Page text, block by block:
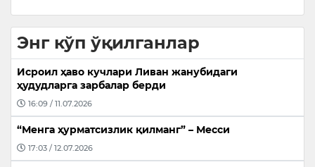
Энг кўп ўқилганлар
Исроил ҳаво кучлари Ливан жанубидаги
ҳудудларга зарбалар берди
16:09 / 11.07.2026
“Менга ҳурматсизлик қилманг” – Месси
17:03 / 12.07.2026